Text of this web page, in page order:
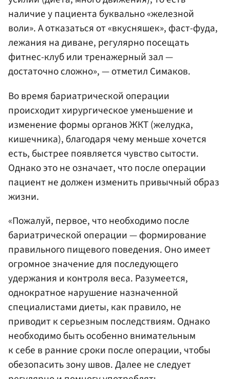
наличие у пациента буквально «железной
воли». А отказаться от «вкусняшек», фаст-фуда,
лежания на диване, регулярно посещать
фитнес-клуб или тренажерный зал —
достаточно сложно», — отметил Симаков.
Во время бариатрической операции
происходит хирургическое уменьшение и
изменение формы органов ЖКТ (желудка,
кишечника), благодаря чему меньше хочется
есть, быстрее появляется чувство сытости.
Однако это не означает, что после операции
пациент не должен изменить привычный образ
жизни.
«Пожалуй, первое, что необходимо после
бариатрической операции — формирование
правильного пищевого поведения. Оно имеет
огромное значение для последующего
удержания и контроля веса. Разумеется,
однократное нарушение назначенной
специалистами диеты, как правило, не
приводит к серьезным последствиям. Однако
необходимо быть особенно внимательным
к себе в ранние сроки после операции, чтобы
обезопасить зону швов. Далее не следует